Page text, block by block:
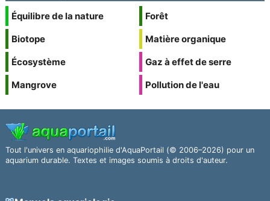
Équilibre de la nature
Biotope
Écosystème
Mangrove
Forêt
Matière organique
Gaz à effet de serre
Pollution de l'eau
Tout l'univers en aquariophilie d'AquaPortail (© 2006–2026) pour un
aquarium durable. Textes et images soumis à droits d'auteur.